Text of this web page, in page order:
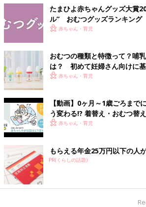
たまひよ赤ちゃんグッズ大賞
ル” おむつグッズランキング
赤ちゃん・育児
おむつの種類と特徴って？哺
は？ 初めて妊婦さん向けに
赤ちゃん・育児
【動画】0ヶ月～1歳ごろまで
う変わる!? 着替え・おむつ替
赤ちゃん・育児
もらえる年金25万円以下の人
PR(くらしの話題)